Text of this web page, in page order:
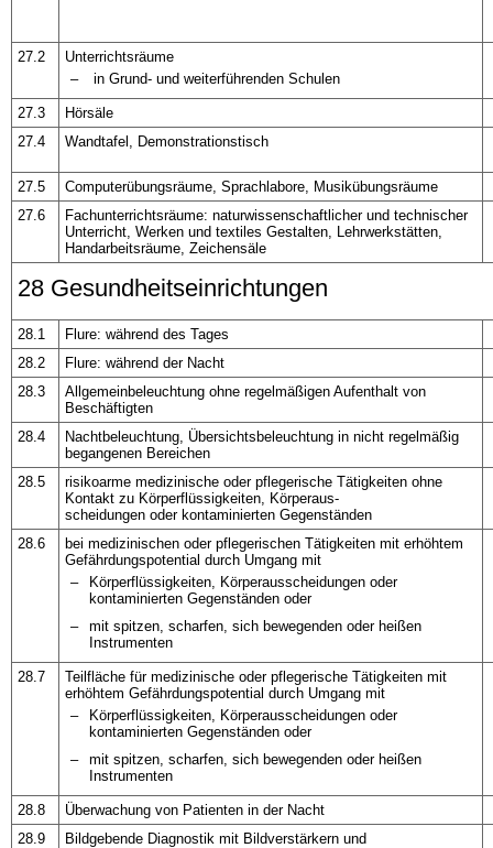
27.2
Unterrichtsräume
–
in Grund- und weiterführenden Schulen
27.3
Hörsäle
27.4
Wandtafel, Demonstrationstisch
27.5
Computerübungsräume, Sprachlabore, Musikübungsräume
27.6
Fachunterrichtsräume: naturwissenschaftlicher und technischer
Unterricht, Werken und textiles Gestalten, Lehrwerkstätten,
Handarbeitsräume, Zeichensäle
28 Gesundheitseinrichtungen
28.1
Flure: während des Tages
28.2
Flure: während der Nacht
28.3
Allgemeinbeleuchtung ohne regelmäßigen Aufenthalt von
Beschäftigten
28.4
Nachtbeleuchtung, Übersichtsbeleuchtung in nicht regelmäßig
begangenen Bereichen
28.5
risikoarme medizinische oder pflegerische Tätigkeiten ohne
Kontakt zu Körperflüssigkeiten, Körperaus-
scheidungen oder kontaminierten Gegenständen
28.6
bei medizinischen oder pflegerischen Tätigkeiten mit erhöhtem
Gefährdungspotential durch Umgang mit
–
Körperflüssigkeiten, Körperausscheidungen oder
kontaminierten Gegenständen oder
–
mit spitzen, scharfen, sich bewegenden oder heißen
Instrumenten
28.7
Teilfläche für medizinische oder pflegerische Tätigkeiten mit
erhöhtem Gefährdungspotential durch Umgang mit
–
Körperflüssigkeiten, Körperausscheidungen oder
kontaminierten Gegenständen oder
–
mit spitzen, scharfen, sich bewegenden oder heißen
Instrumenten
28.8
Überwachung von Patienten in der Nacht
28.9
Bildgebende Diagnostik mit Bildverstärkern und